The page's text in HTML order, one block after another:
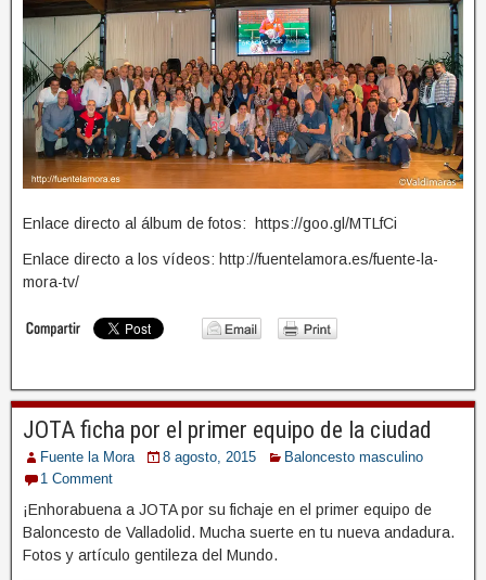
Enlace directo al álbum de fotos: https://goo.gl/MTLfCi
Enlace directo a los vídeos: http://fuentelamora.es/fuente-la-
mora-tv/
JOTA ficha por el primer equipo de la ciudad
Fuente la Mora 8 agosto, 2015
Baloncesto masculino
1 Comment
¡Enhorabuena a JOTA por su fichaje en el primer equipo de
Baloncesto de Valladolid. Mucha suerte en tu nueva andadura.
Fotos y artículo gentileza del Mundo.